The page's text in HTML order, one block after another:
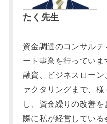
たく先生
資金調達のコンサル
ート事業を行ってい
融資、ビジネスローン
ァクタリングまで、
し、資金繰りの改善
際に私が経営してい